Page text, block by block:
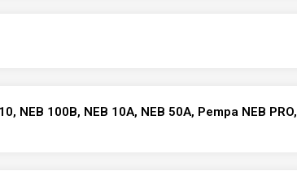
NEB 100B, NEB 10A, NEB 50A, Pempa NEB PRO,